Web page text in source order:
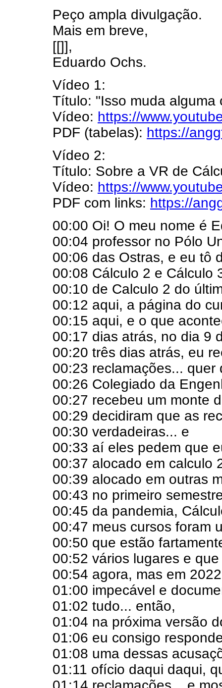
Peço ampla divulgação.
Mais em breve,
[[]],
Eduardo Ochs.
Vídeo 1:
Título: "Isso muda alguma
Vídeo: https://
PDF (tabelas): https://
Vídeo 2:
Título: Sobre a VR de
Vídeo: https://
PDF com links: https://
00:00 Oi! O meu nome é
00:04 professor no Pólo
00:06 das Ostras, e eu tô
00:08 Cálculo 2 e Cálculo
00:10 de Calculo 2 do
00:12 aqui, a página do
00:15 aqui, e o que
00:17 dias atrás, no dia 9
00:20 três dias atrás, eu
00:23 reclamações... quer
00:26 Colegiado da
00:27 recebeu um monte
00:29 decidiram que as
00:30 verdadeiras... e
00:33 aí eles pedem que
00:37 alocado em calculo
00:39 alocado em outras
00:43 no primeiro
00:45 da pandemia,
00:47 meus cursos foram
00:50 que estão
00:52 vários lugares e
00:54 agora, mas em
01:00 impecável e
01:02 tudo... então,
01:04 na próxima versão
01:06 eu consigo
01:08 uma dessas
01:11 ofício daqui daqui,